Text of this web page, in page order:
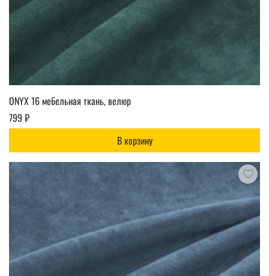
ONYX 16 мебельная ткань, велюр
799 ₽
В корзину